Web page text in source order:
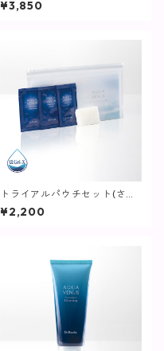
しっとりタイプ】
¥3,850
トライアルパウチセット(さっ
ぱりタイプ)【化粧水】
¥2,200